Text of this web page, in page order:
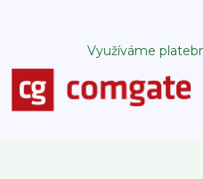
Využíváme